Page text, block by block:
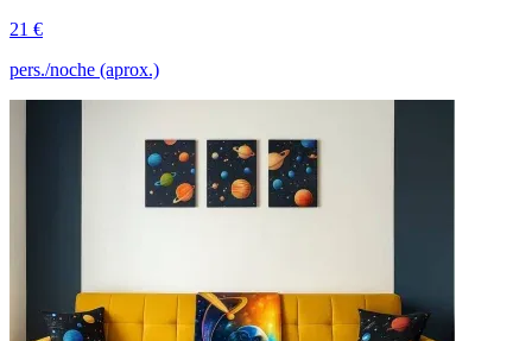
21 €
pers./noche (aprox.)